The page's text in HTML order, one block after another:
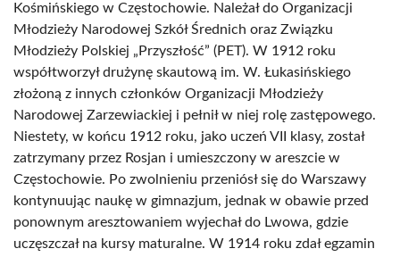
Kośmińskiego w Częstochowie. Należał do Organizacji
Młodzieży Narodowej Szkół Średnich oraz Związku
Młodzieży Polskiej „Przyszłość” (PET). W 1912 roku
współtworzył drużynę skautową im. W. Łukasińskiego
złożoną z innych członków Organizacji Młodzieży
Narodowej Zarzewiackiej i pełnił w niej rolę zastępowego.
Niestety, w końcu 1912 roku, jako uczeń VII klasy, został
zatrzymany przez Rosjan i umieszczony w areszcie w
Częstochowie. Po zwolnieniu przeniósł się do Warszawy
kontynuując naukę w gimnazjum, jednak w obawie przed
ponownym aresztowaniem wyjechał do Lwowa, gdzie
uczęszczał na kursy maturalne. W 1914 roku zdał egzamin